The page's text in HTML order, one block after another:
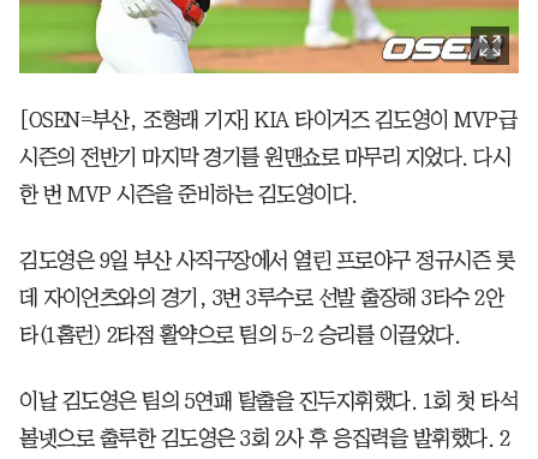
[OSEN=부산, 조형래 기자] KIA 타이거즈 김도영이 MVP급
시즌의 전반기 마지막 경기를 원맨쇼로 마무리 지었다. 다시
한 번 MVP 시즌을 준비하는 김도영이다.
김도영은 9일 부산 사직구장에서 열린 프로야구 정규시즌 롯
데 자이언츠와의 경기, 3번 3루수로 선발 출장해 3타수 2안
타(1홈런) 2타점 활약으로 팀의 5-2 승리를 이끌었다.
이날 김도영은 팀의 5연패 탈출을 진두지휘했다. 1회 첫 타석
볼넷으로 출루한 김도영은 3회 2사 후 응집력을 발휘했다. 2